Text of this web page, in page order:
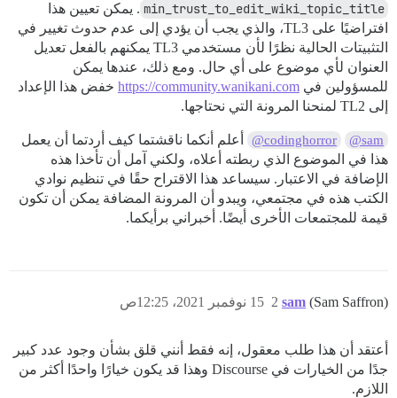
min_trust_to_edit_wiki_topic_title . يمكن تعيين هذا
افتراضيًا على TL3، والذي يجب أن يؤدي إلى عدم حدوث تغيير في
التثبيتات الحالية نظرًا لأن مستخدمي TL3 يمكنهم بالفعل تعديل
العنوان لأي موضوع على أي حال. ومع ذلك، عندها يمكن
للمسؤولين في https://community.wanikani.com خفض هذا الإعداد
إلى TL2 لمنحنا المرونة التي نحتاجها.
@sam
@codinghorror
أعلم أنكما ناقشتما كيف أردتما أن يعمل
هذا في الموضوع الذي ربطته أعلاه، ولكني آمل أن تأخذا هذه
الإضافة في الاعتبار. سيساعد هذا الاقتراح حقًا في تنظيم نوادي
الكتب هذه في مجتمعي، ويبدو أن المرونة المضافة يمكن أن تكون
قيمة للمجتمعات الأخرى أيضًا. أخبراني برأيكما.
sam (Sam Saffron) 15 نوفمبر 2021، 12:25ص 2
أعتقد أن هذا طلب معقول، إنه فقط أنني قلق بشأن وجود عدد كبير
جدًا من الخيارات في Discourse وهذا قد يكون خيارًا واحدًا أكثر من
اللازم.